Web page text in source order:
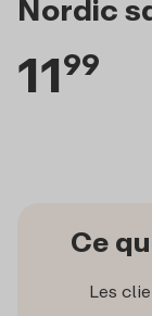
Nordic
1199
Ce
Les